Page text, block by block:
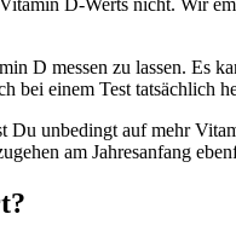
D-Werts nicht. Wir
D messen zu lassen. Es
bei einem Test tatsächlich
Du unbedingt auf mehr
am Jahresanfang